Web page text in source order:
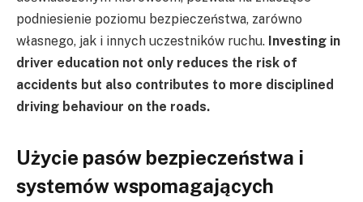
podniesienie poziomu bezpieczeństwa, zarówno
własnego, jak i innych uczestników ruchu. Investing in
driver education not only reduces the risk of
accidents but also contributes to more disciplined
driving behaviour on the roads.
Użycie pasów bezpieczeństwa i
systemów wspomagających